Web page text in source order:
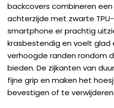
backcovers combineren
achterzijde met zwarte
smartphone er prachtig
krasbestendig en voelt glad
verhoogde randen rondom
bieden. De zijkanten van
fijne grip en maken het
bevestigen of te verwijderen.